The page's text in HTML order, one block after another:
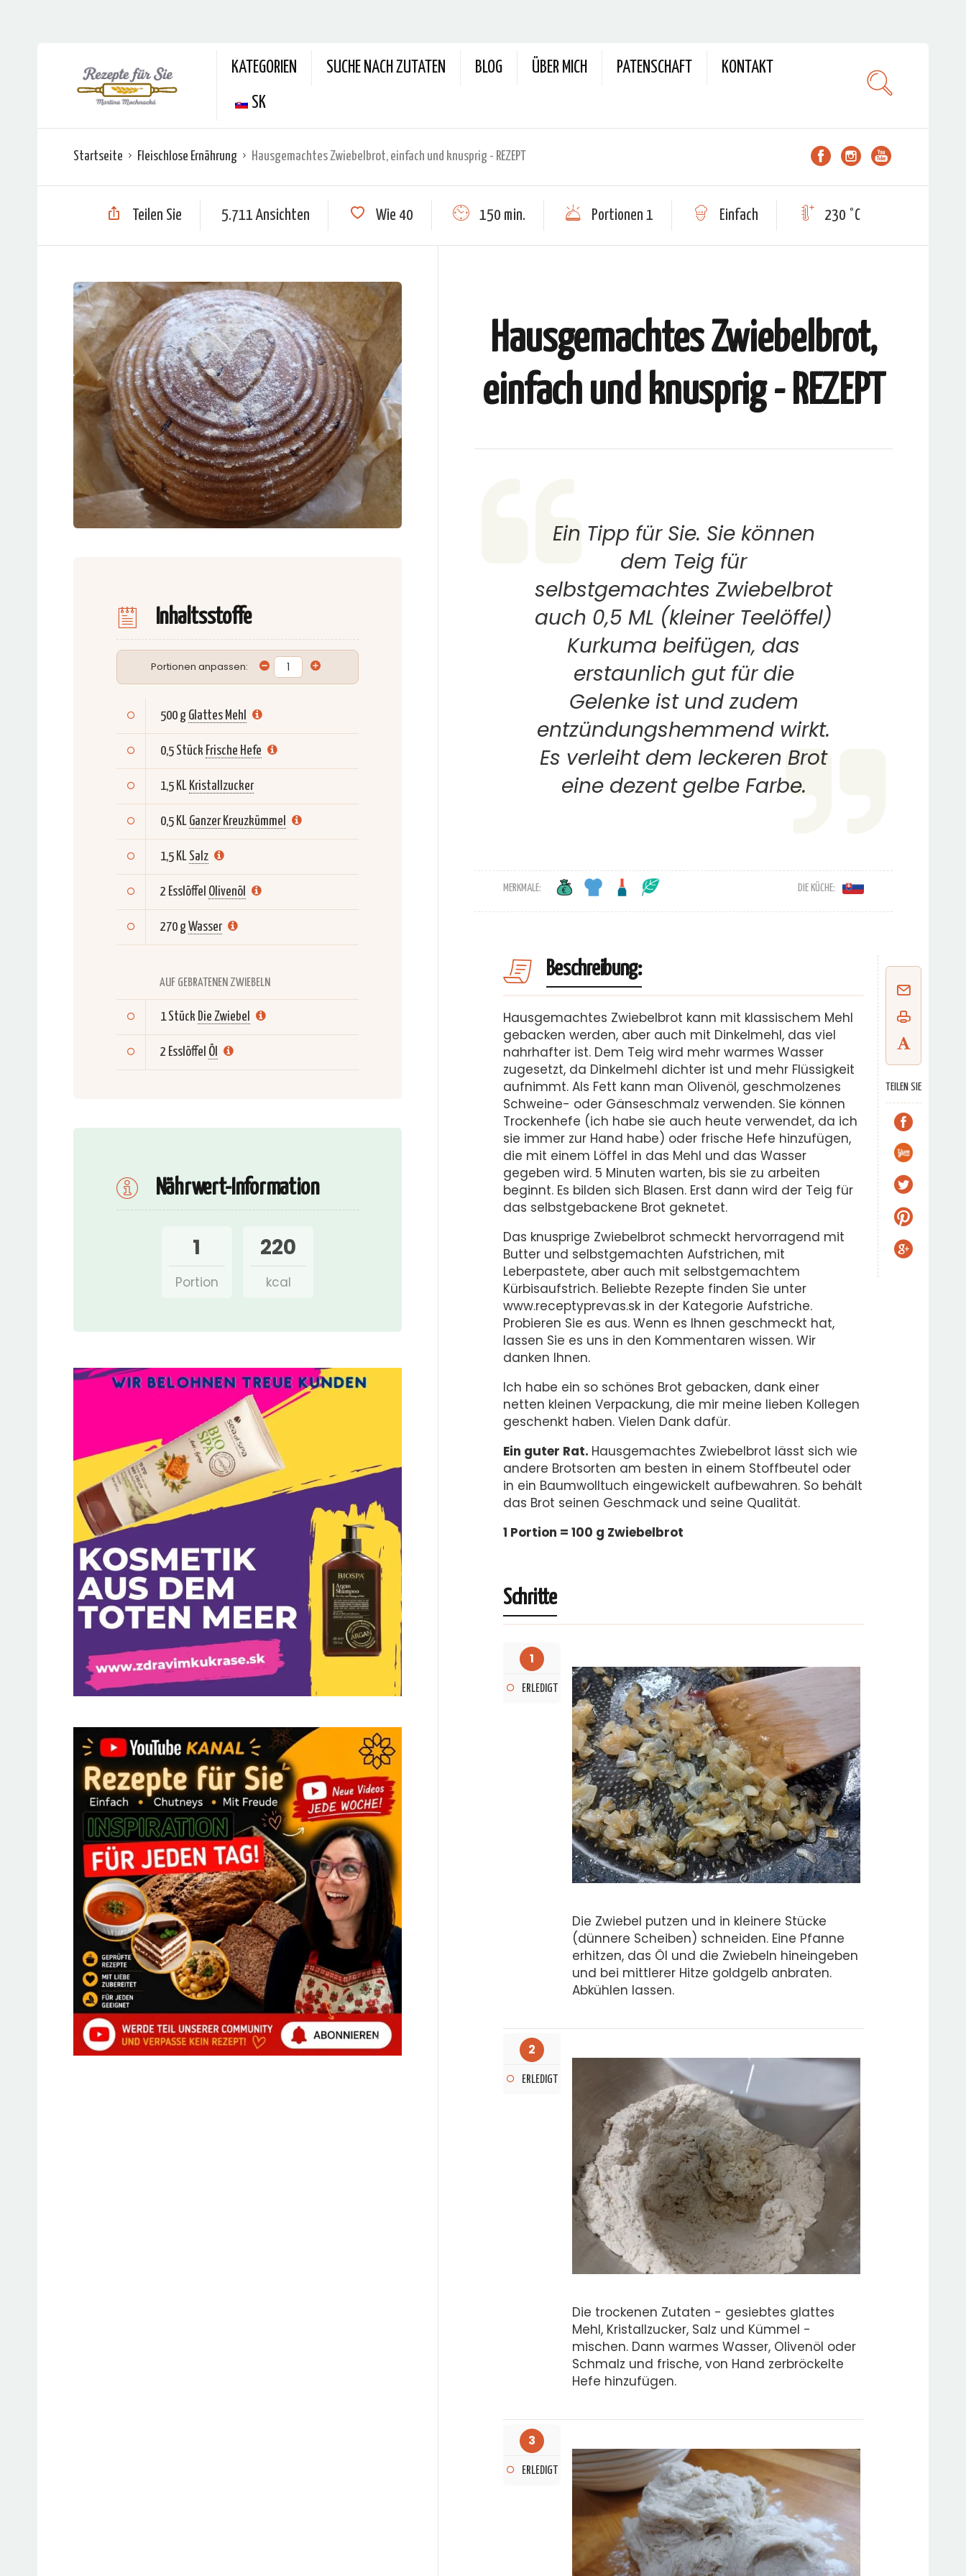
KATEGORIEN SUCHE NACH ZUTATEN BLOG ÜBER MICH PATENSCHAFT KONTAKT
SK
Startseite Fleischlose Ernährung Hausgemachtes Zwiebelbrot, einfach und knusprig - REZEPT
Teilen Sie 5.711 Ansichten Wie 40 150 min. Portionen 1 Einfach 230 °C
Inhaltsstoffe
Portionen anpassen:
500 g Glattes Mehl
0,5 Stück Frische Hefe
1,5 KL Kristallzucker
0,5 KL Ganzer Kreuzkümmel
1,5 KL Salz
2 Esslöffel Olivenöl
270 gWasser
AUF GEBRATENEN ZWIEBELN
1 Stück Die Zwiebel
2 Esslöffel Öl
Nährwert-Information
1
Portion
220
kcal
Hausgemachtes Zwiebelbrot,
einfach und knusprig - REZEPT
Ein Tipp für Sie. Sie können
dem Teig für
selbstgemachtes Zwiebelbrot
auch 0,5 ML (kleiner Teelöffel)
Kurkuma beifügen, das
erstaunlich gut für die
Gelenke ist und zudem
entzündungshemmend wirkt.
Es verleiht dem leckeren Brot
eine dezent gelbe Farbe.
MERKMALE: DIE KÜCHE:
Beschreibung:
TEILEN SIE
Hausgemachtes Zwiebelbrot kann mit klassischem Mehl
gebacken werden, aber auch mit Dinkelmehl, das viel
nahrhafter ist. Dem Teig wird mehr warmes Wasser
zugesetzt, da Dinkelmehl dichter ist und mehr Flüssigkeit
aufnimmt. Als Fett kann man Olivenöl, geschmolzenes
Schweine- oder Gänseschmalz verwenden. Sie können
Trockenhefe (ich habe sie auch heute verwendet, da ich
sie immer zur Hand habe) oder frische Hefe hinzufügen,
die mit einem Löffel in das Mehl und das Wasser
gegeben wird. 5 Minuten warten, bis sie zu arbeiten
beginnt. Es bilden sich Blasen. Erst dann wird der Teig für
das selbstgebackene Brot geknetet.
Das knusprige Zwiebelbrot schmeckt hervorragend mit
Butter und selbstgemachten Aufstrichen, mit
Leberpastete, aber auch mit selbstgemachtem
Kürbisaufstrich. Beliebte Rezepte finden Sie unter
www.receptyprevas.sk in der Kategorie Aufstriche.
Probieren Sie es aus. Wenn es Ihnen geschmeckt hat,
lassen Sie es uns in den Kommentaren wissen. Wir
danken Ihnen.
Ich habe ein so schönes Brot gebacken, dank einer
netten kleinen Verpackung, die mir meine lieben Kollegen
geschenkt haben. Vielen Dank dafür.
Ein guter Rat. Hausgemachtes Zwiebelbrot lässt sich wie
andere Brotsorten am besten in einem Stoffbeutel oder
in ein Baumwolltuch eingewickelt aufbewahren. So behält
das Brot seinen Geschmack und seine Qualität.
1 Portion = 100 g Zwiebelbrot
Schritte
1
ERLEDIGT
Die Zwiebel putzen und in kleinere Stücke
(dünnere Scheiben) schneiden. Eine Pfanne
erhitzen, das Öl und die Zwiebeln hineingeben
und bei mittlerer Hitze goldgelb anbraten.
Abkühlen lassen.
2
ERLEDIGT
Die trockenen Zutaten - gesiebtes glattes
Mehl, Kristallzucker, Salz und Kümmel -
mischen. Dann warmes Wasser, Olivenöl oder
Schmalz und frische, von Hand zerbröckelte
Hefe hinzufügen.
3
ERLEDIGT